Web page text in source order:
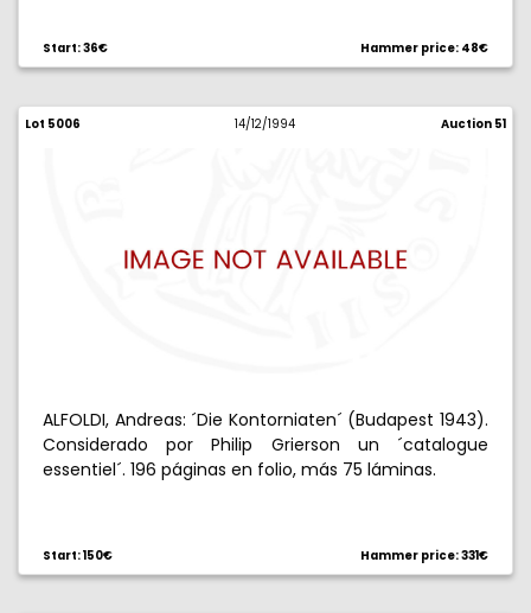
Start: 36€ Hammer price: 48€
Lot 5006 14/12/1994 Auction 51
ALFOLDI, Andreas: ´Die Kontorniaten´ (Budapest 1943).
Considerado por Philip Grierson un ´catalogue
essentiel´. 196 páginas en folio, más 75 láminas.
Start: 150€ Hammer price: 331€